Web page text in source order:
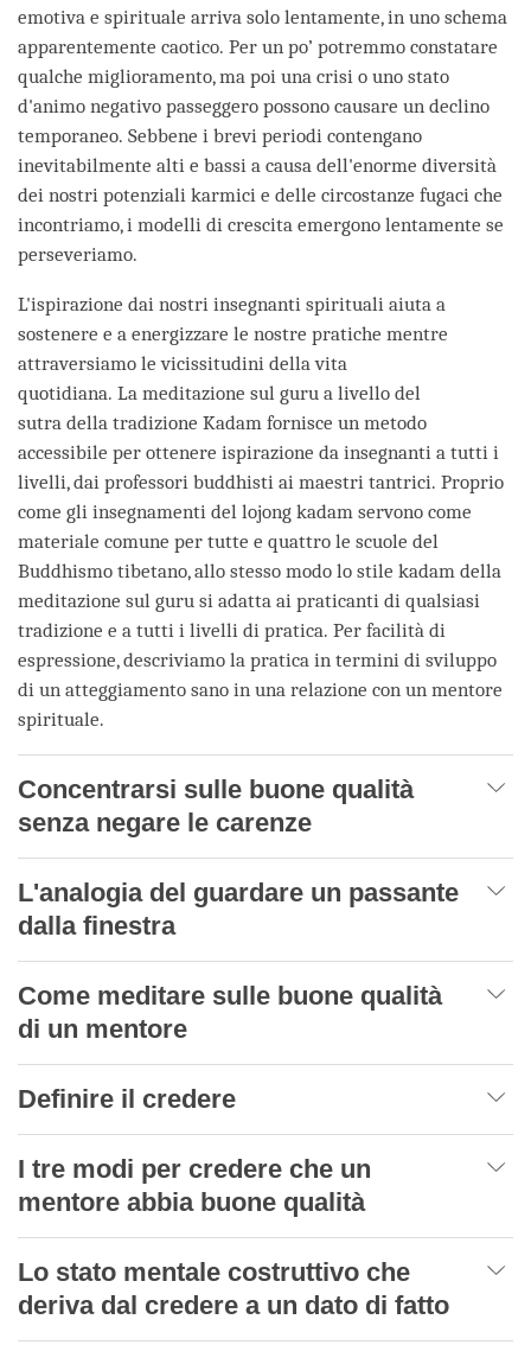
emotiva e spirituale arriva solo lentamente, in uno schema
apparentemente caotico. Per un po’ potremmo constatare
qualche miglioramento, ma poi una crisi o uno stato
d'animo negativo passeggero possono causare un declino
temporaneo. Sebbene i brevi periodi contengano
inevitabilmente alti e bassi a causa dell'enorme diversità
dei nostri potenziali karmici e delle circostanze fugaci che
incontriamo, i modelli di crescita emergono lentamente se
perseveriamo.
L'ispirazione dai nostri insegnanti spirituali aiuta a
sostenere e a energizzare le nostre pratiche mentre
attraversiamo le vicissitudini della vita
quotidiana. La meditazione sul guru a livello del
sutra della tradizione Kadam fornisce un metodo
accessibile per ottenere ispirazione da insegnanti a tutti i
livelli, dai professori buddhisti ai maestri tantrici. Proprio
come gli insegnamenti del lojong kadam servono come
materiale comune per tutte e quattro le scuole del
Buddhismo tibetano, allo stesso modo lo stile kadam della
meditazione sul guru si adatta ai praticanti di qualsiasi
tradizione e a tutti i livelli di pratica. Per facilità di
espressione, descriviamo la pratica in termini di sviluppo
di un atteggiamento sano in una relazione con un mentore
spirituale.
Concentrarsi sulle buone qualità
senza negare le carenze
L'analogia del guardare un passante
dalla finestra
Come meditare sulle buone qualità
di un mentore
Definire il credere
I tre modi per credere che un
mentore abbia buone qualità
Lo stato mentale costruttivo che
deriva dal credere a un dato di fatto